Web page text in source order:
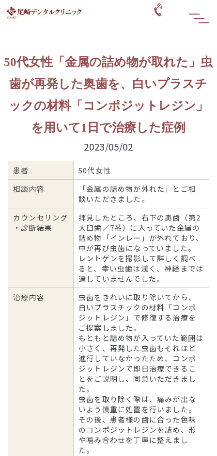
50代女性「金属の詰め物が取れた」虫
歯が再発した奥歯を、白いプラスチ
ックの材料「コンポジットレジン」
を用いて1日で治療した症例
2023/05/02
患者
50代女性
相談内容
「金属の詰め物が外れた」とご相
談いただきました。
カウンセリング
・診断結果
拝見したところ、右下の奥歯（第2
大臼歯／7番）に入っていた金属の
詰め物「インレー」が外れており、
中が再び虫歯になっていました。
レントゲンを撮影して詳しく調べ
ると、幸い虫歯は浅く、神経までは
達していませんでした。
治療内容
虫歯をきれいに取り除いてから、
白いプラスチックの材料「コンポ
ジットレジン」で修復する治療を
ご提案しました。
もともと詰め物が入っていた範囲は
小さく、再発した虫歯もそれほど
進行していなかったため、コンポ
ジットレジンで即日治療できるこ
とをご説明し、同意いただきまし
た。
虫歯を取り除く際は、痛みが出な
いよう慎重に処置を行いました。
その後、患者様の歯に合った色味
のコンポジットレジンを詰め、形
や噛み合わせを丁寧に整えまし
た。